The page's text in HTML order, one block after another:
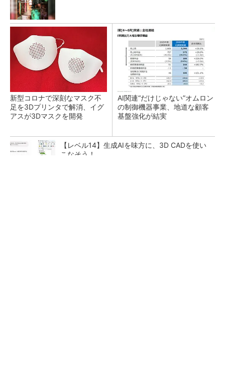
新型コロナで深刻なマスク不
足を3Dプリンタで解消、イグ
アスが3Dマスクを開発
AI関連“だけじゃない”オムロン
の制御機器事業、地道な顧客
基盤強化が結実
【レベル14】生成AIを味方に、3D CADを使い
こなそう！